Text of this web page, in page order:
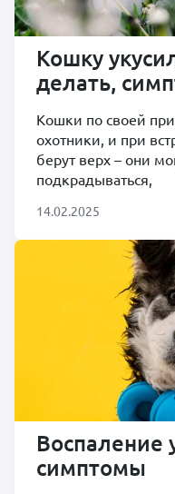
Кошку
делать,
Кошки по своей
охотники, и при
берут верх – они
подкрадываться,
14.02.2025
Воспаление
симптомы